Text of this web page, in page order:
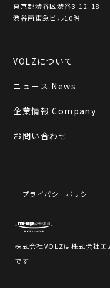
東京都渋谷区渋谷3-12-18
渋谷南東急ビル10階
VOLZについて
ニュース News
企業情報 Company
お問い合わせ
株式会社VOLZは株式会社エ
です
プライバシーポリシー